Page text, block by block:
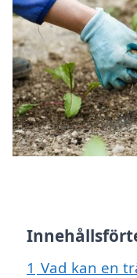
1 Vad kan en